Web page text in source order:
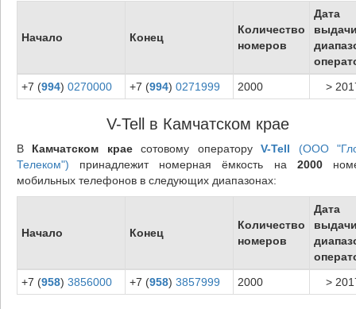
Начало Конец
Количество
номеров
Дата
+7 (994) 0270000 +7 (994) 0271999 2000 >
V-Tell в Камчатском крае
В Камчатском краесотовому операторуV-Tell (ООО
Телеком") принадлежит номерная ёмкость на2000
мобильных телефонов в следующих диапазонах:
Начало Конец
Количество
номеров
Дата
+7 (958) 3856000 +7 (958) 3857999 2000 >